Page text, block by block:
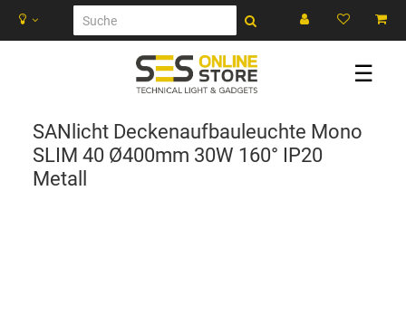
☰
SANlicht Deckenaufbauleuchte Mono
SLIM 40 Ø400mm 30W 160° IP20
Metall